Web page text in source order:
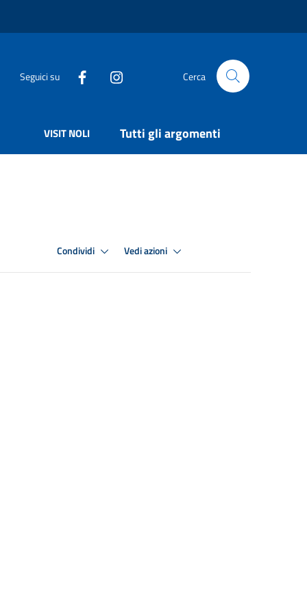
Seguici su Cerca
VISIT NOLI Tutti gli argomenti
Condividi Vedi azioni